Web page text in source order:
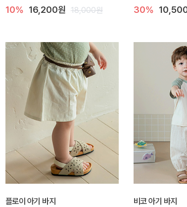
10% 16,200원 18,000원 30%
플로이 아기 바지 비코 아기 바지